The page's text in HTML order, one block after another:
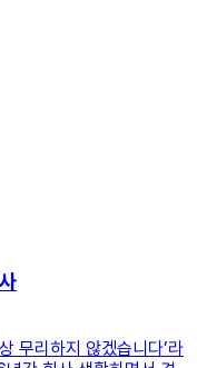
무리하지 않겠습니다’라